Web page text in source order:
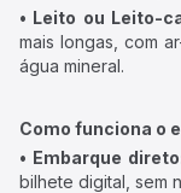
• Leito ou Leito-
mais longas, com
água mineral.
Como funciona o
• Embarque
bilhete digital, sem